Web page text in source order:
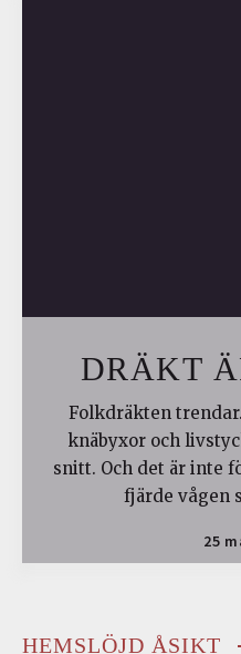
DRÄKT
Folkdräkten
knäbyxor och
snitt. Och det är inte
fjärde vågen
25
HEMSLÖJD ÅSIKT